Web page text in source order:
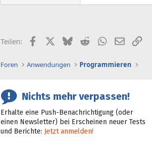
Teilen: FacebookX (Twitter)
BlueskyRedditWhatsApp
E-MailLink
Foren Anwendungen Programmieren
Nichts mehr verpassen!
Erhalte eine Push-Benachrichtigung (oder
einen Newsletter) bei Erscheinen neuer Tests
und Berichte: Jetzt anmelden!